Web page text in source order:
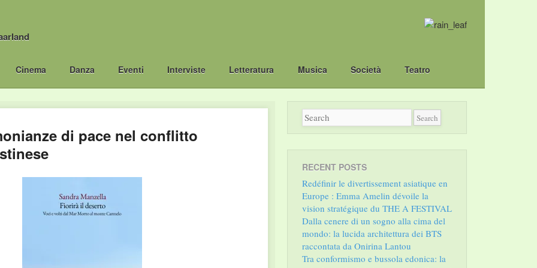
Cinema Danza Eventi Interviste Letteratura Musica Società Teatro
di pace nel conflitto
RECENT POSTS
Redéfinir le divertissement asiatique en
Europe : Emma Amelin dévoile la
vision stratégique du THE A FESTIVAL
Dalla cenere di un sogno alla cima del
mondo: la lucida architettura dei BTS
raccontata da Onirina Lantou
Tra conformismo e bussola edonica: la